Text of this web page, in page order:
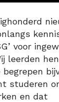
voor
leerden
begrepen
studeren
en dat